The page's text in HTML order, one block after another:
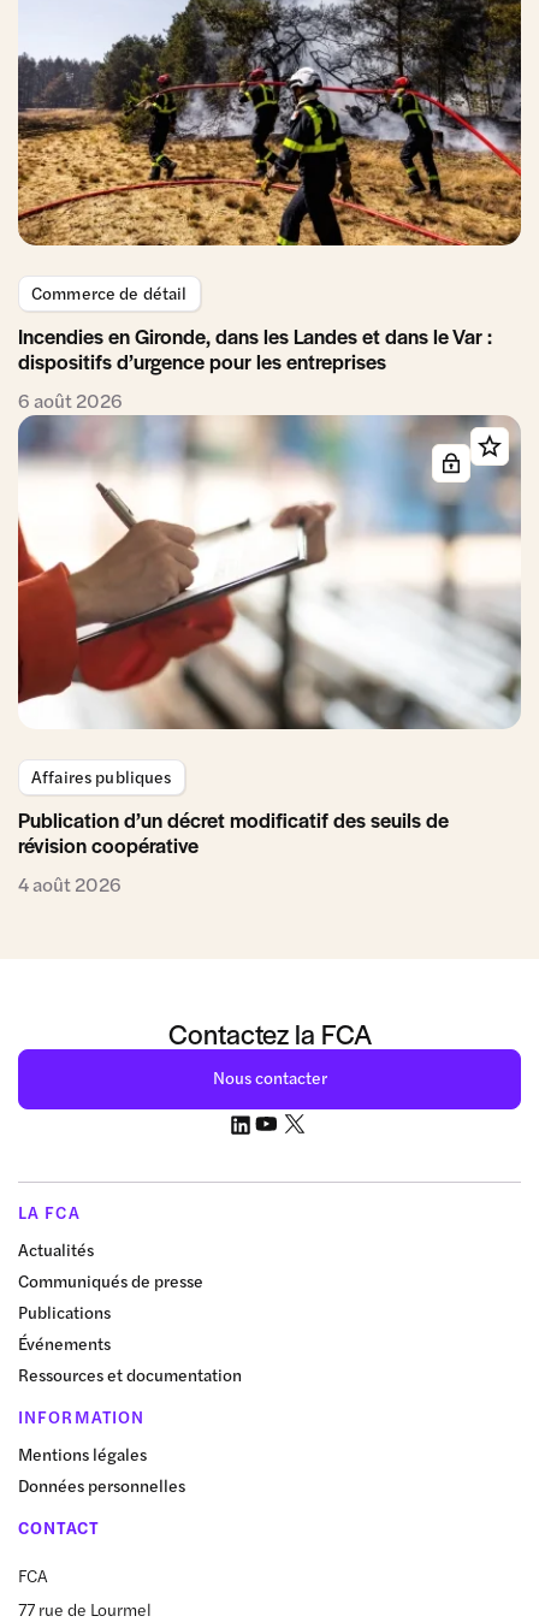
Commerce de détail
Incendies en Gironde, dans les Landes et dans le Var :
dispositifs d’urgence pour les entreprises
6 août 2026
Affaires publiques
Publication d’un décret modificatif des seuils de
révision coopérative
4 août 2026
Contactez la FCA
Nous contacter
LA FCA
Actualités
Communiqués de presse
Publications
Événements
Ressources et documentation
INFORMATION
Mentions légales
Données personnelles
CONTACT
FCA
77 rue de Lourmel